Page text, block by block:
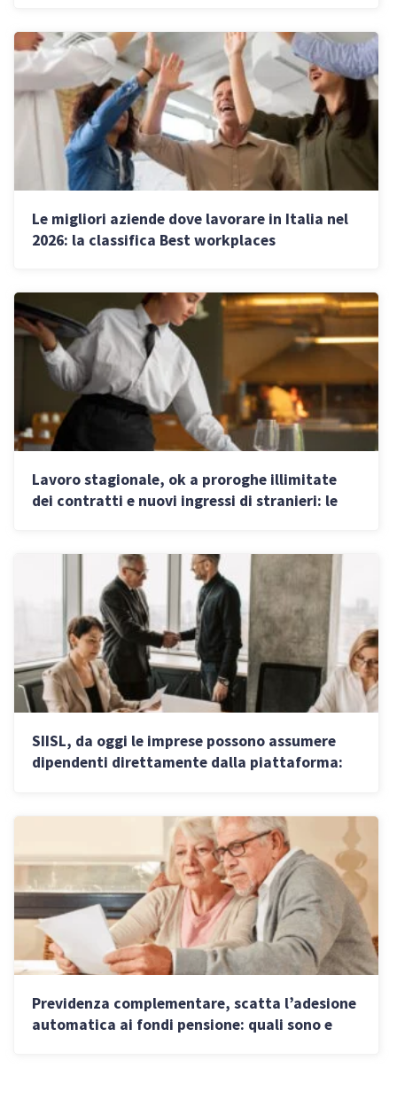
Le migliori aziende dove lavorare in Italia nel
2026: la classifica Best workplaces
Lavoro stagionale, ok a proroghe illimitate
dei contratti e nuovi ingressi di stranieri: le
SIISL, da oggi le imprese possono assumere
dipendenti direttamente dalla piattaforma:
Previdenza complementare, scatta l’adesione
automatica ai fondi pensione: quali sono e